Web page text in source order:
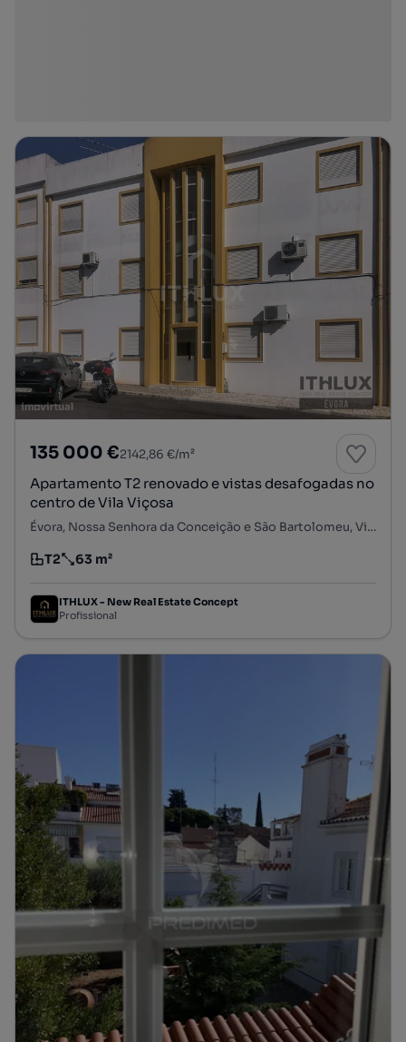
135 000 €2142,86 €/m²
Apartamento T2 renovado e vistas desafogadas no
centro de Vila Viçosa
Évora, Nossa Senhora da Conceição e São Bartolomeu, Vila Viçosa, Évora
Tipologia
T2
Preço por metro quadrado
63 m²
ITHLUX - New Real Estate Concept
Profissional